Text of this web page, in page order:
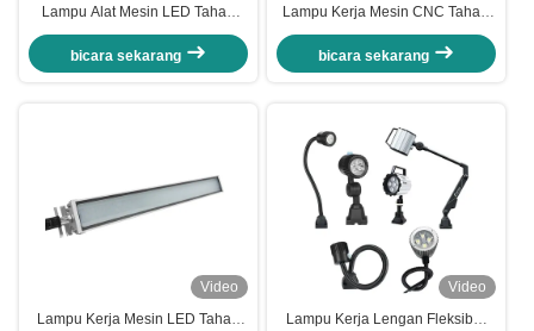
Lampu Alat Mesin LED Tahan
Minyak IP65 DC 24V Anti
Ledakan
bicara sekarang
Lampu Kerja Mesin CNC Tahan
Air Aluminium 24V 110V 220V
Anti Ledakan
bicara sekarang
Video
Lampu Kerja Mesin LED Tahan
Video
Lampu Kerja Lengan Fleksibel